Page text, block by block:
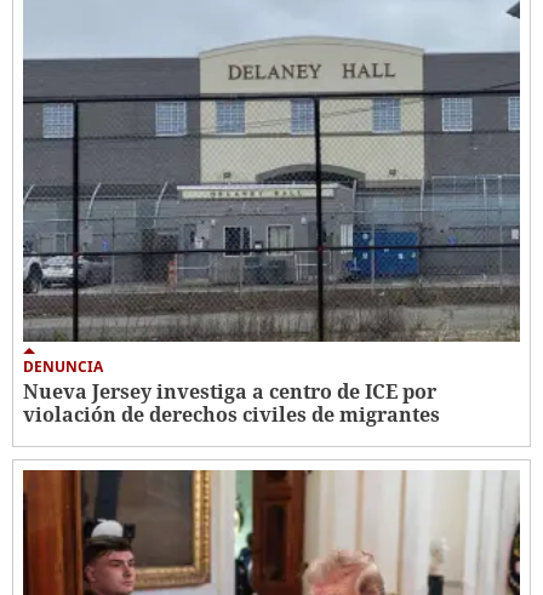
DENUNCIA
Nueva Jersey investiga a centro de ICE por
violación de derechos civiles de migrantes